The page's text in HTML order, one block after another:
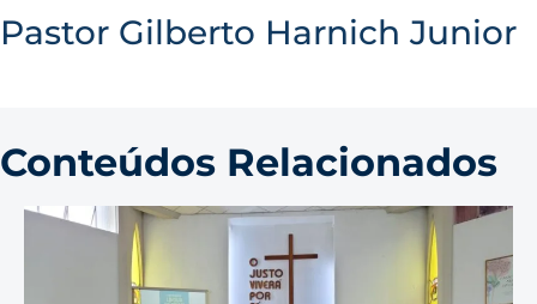
Pastor Gilberto Harnich Junior
Conteúdos Relacionados